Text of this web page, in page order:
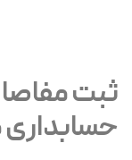
ثبت مفاصا